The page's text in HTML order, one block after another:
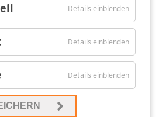
noch heute daran. Unter der
Eiche kann man sitzen und
erleben – auf der
Uferseite den Kirchturm von
einen beeindruckenden
Sonnenuntergang in der
Details einblenden
Details einblenden
Details einblenden